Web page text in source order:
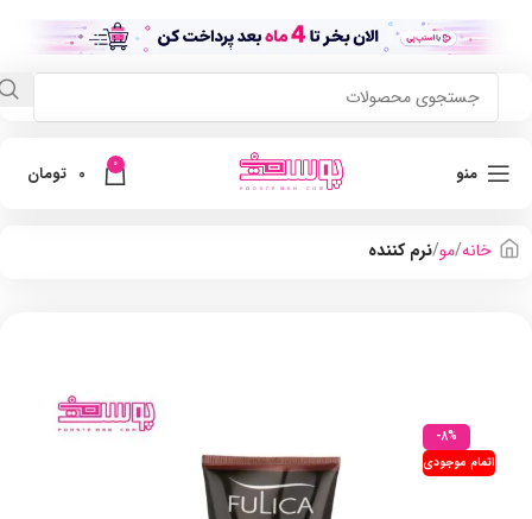
منو 0
0 تومان
خانه مو نرم کننده
-8%
اتمام موجودی